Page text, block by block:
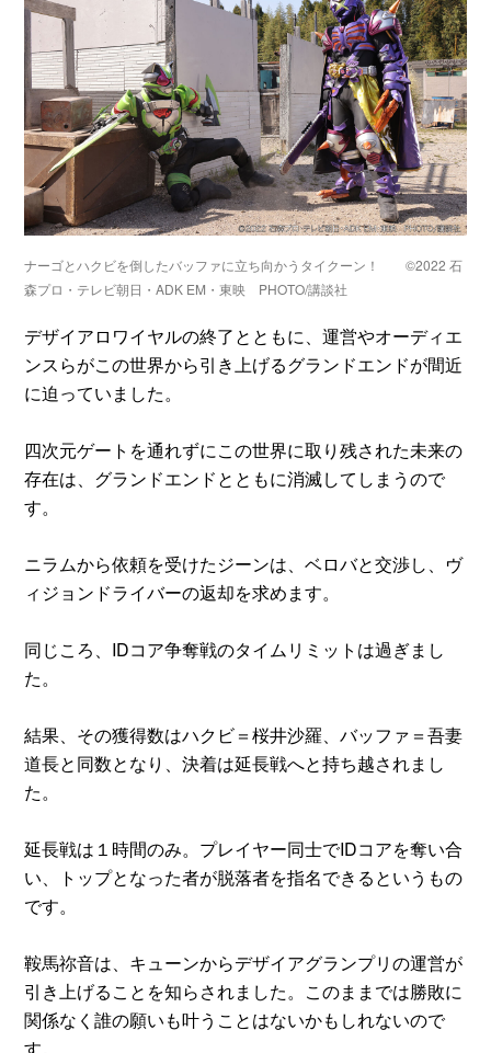
ナーゴとハクビを倒したバッファに立ち向かうタイクーン！ ©2022 石
森プロ・テレビ朝日・ADK EM・東映 PHOTO/講談社
デザイアロワイヤルの終了とともに、運営やオーディエ
ンスらがこの世界から引き上げるグランドエンドが間近
に迫っていました。
四次元ゲートを通れずにこの世界に取り残された未来の
存在は、グランドエンドとともに消滅してしまうので
す。
ニラムから依頼を受けたジーンは、ベロバと交渉し、ヴ
ィジョンドライバーの返却を求めます。
同じころ、IDコア争奪戦のタイムリミットは過ぎまし
た。
結果、その獲得数はハクビ＝桜井沙羅、バッファ＝吾妻
道長と同数となり、決着は延長戦へと持ち越されまし
た。
延長戦は１時間のみ。プレイヤー同士でIDコアを奪い合
い、トップとなった者が脱落者を指名できるというもの
です。
鞍馬祢音は、キューンからデザイアグランプリの運営が
引き上げることを知らされました。このままでは勝敗に
関係なく誰の願いも叶うことはないかもしれないので